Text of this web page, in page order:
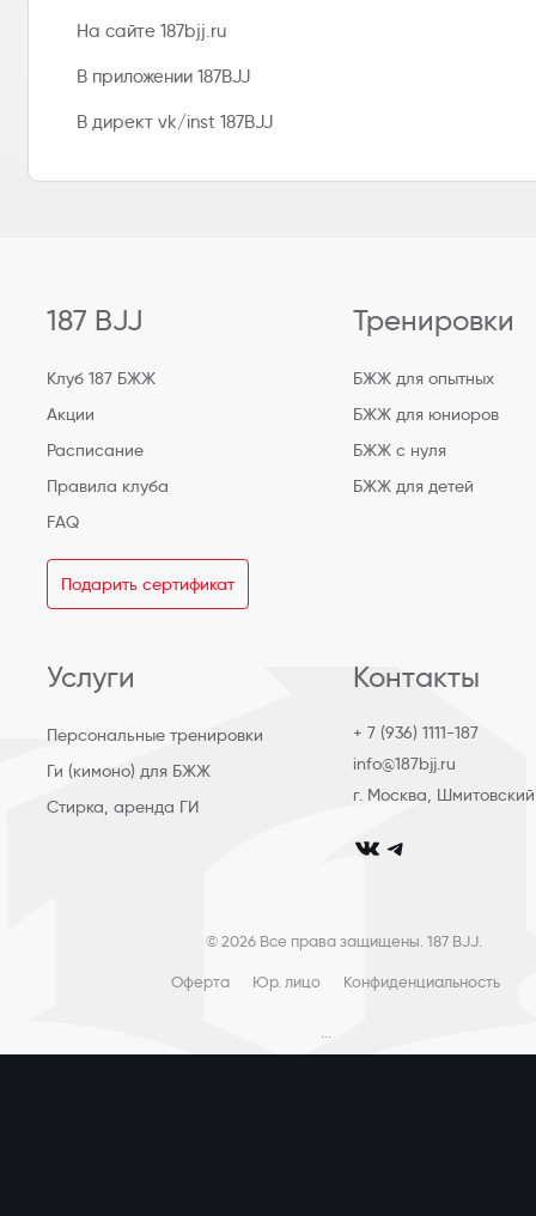
На сайте 187bjj.ru
В приложении 187BJJ
В директ vk/inst 187BJJ
187 BJJ
Клуб 187 БЖЖ
Акции
Расписание
Правила клуба
FAQ
Подарить сертификат
Тренировки
БЖЖ для опытных
БЖЖ для юниоров
БЖЖ с нуля
БЖЖ для детей
Услуги
Персональные тренировки
Ги (кимоно) для БЖЖ
Стирка, аренда ГИ
Контакты
+ 7 (936) 1111-187
info@187bjj.ru
г. Москва,
club_187bjj
club187bjj
© 2026 Все права защищены. 187 BJJ.
Оферта Юр. лицо Конфиденциальность